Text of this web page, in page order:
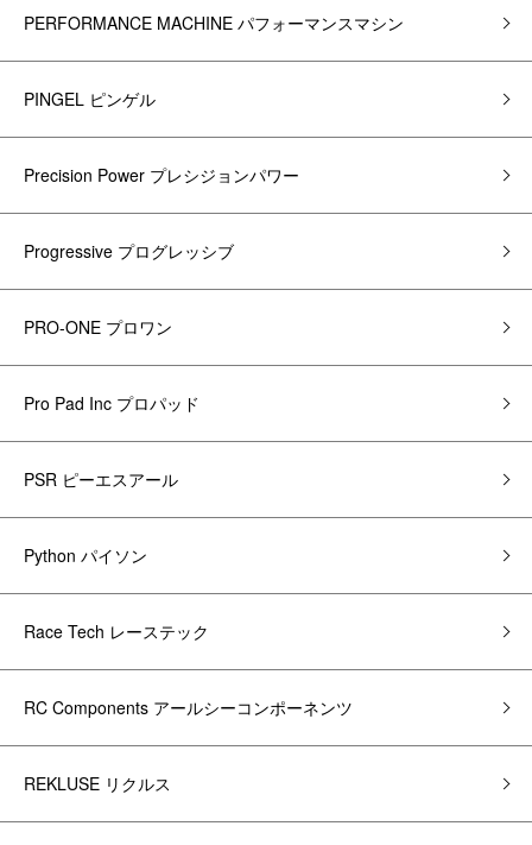
PERFORMANCE MACHINE パフォーマンスマシン
PINGEL ピンゲル
Precision Power プレシジョンパワー
Progressive プログレッシブ
PRO-ONE プロワン
Pro Pad Inc プロパッド
PSR ピーエスアール
Python パイソン
Race Tech レーステック
RC Components アールシーコンポーネンツ
REKLUSE リクルス